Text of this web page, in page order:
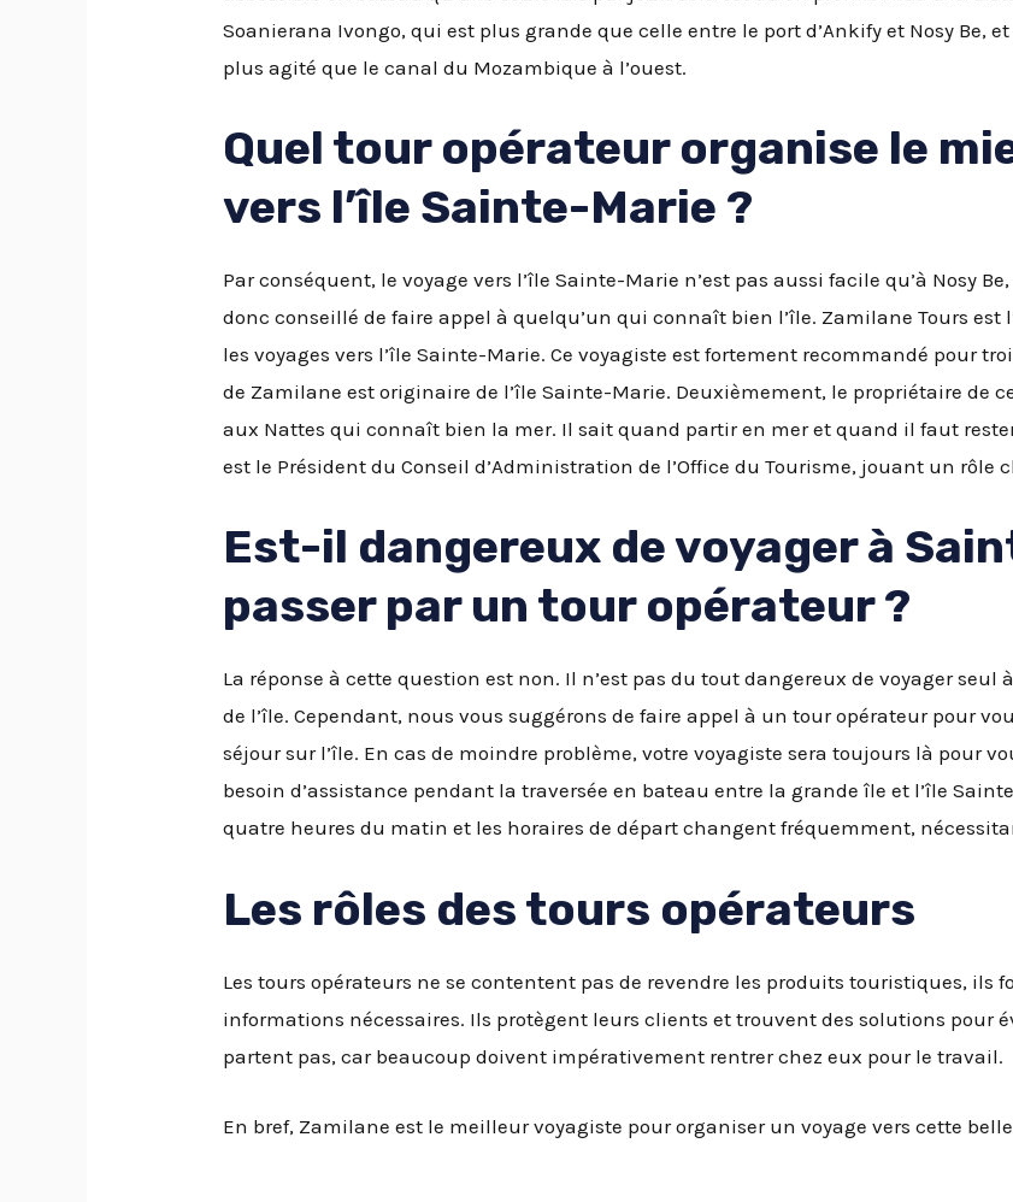
Soanierana Ivongo, qui est plus grande que celle entre le port d’Ankify et Nosy Be,
plus agité que le canal du Mozambique à l’ouest.
Quel tour opérateur organise le
vers l’île Sainte-Marie ?
Par conséquent, le voyage vers l’île Sainte-Marie n’est pas aussi facile qu’à Nosy
donc conseillé de faire appel à quelqu’un qui connaît bien l’île. Zamilane Tours
les voyages vers l’île Sainte-Marie. Ce voyagiste est fortement recommandé pour
de Zamilane est originaire de l’île Sainte-Marie. Deuxièmement, le propriétaire de
aux Nattes qui connaît bien la mer. Il sait quand partir en mer et quand il faut
est le Président du Conseil d’Administration de l’Office du Tourisme, jouant un
Est-il dangereux de voyager à
passer par un tour opérateur ?
La réponse à cette question est non. Il n’est pas du tout dangereux de voyager seul
de l’île. Cependant, nous vous suggérons de faire appel à un tour opérateur pour
séjour sur l’île. En cas de moindre problème, votre voyagiste sera toujours là pour
besoin d’assistance pendant la traversée en bateau entre la grande île et l’île
quatre heures du matin et les horaires de départ changent fréquemment,
Les rôles des tours opérateurs
Les tours opérateurs ne se contentent pas de revendre les produits touristiques, ils
informations nécessaires. Ils protègent leurs clients et trouvent des solutions pour
partent pas, car beaucoup doivent impérativement rentrer chez eux pour le travail.
En bref, Zamilane est le meilleur voyagiste pour organiser un voyage vers cette